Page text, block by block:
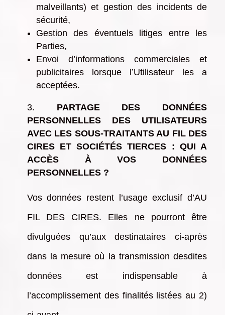
malveillants) et gestion des incidents de
sécurité,
Gestion des éventuels litiges entre les
Parties,
Envoi d’informations commerciales et
publicitaires lorsque l’Utilisateur les a
acceptées.
PARTAGE DES DONNÉES
PERSONNELLES DES UTILISATEURS
AVEC LES SOUS-TRAITANTS AU FIL DES
CIRES ET SOCIÉTÉS TIERCES : QUI A
ACCÈS À VOS DONNÉES
PERSONNELLES ?
Vos données restent l’usage exclusif d’AU
FIL DES CIRES. Elles ne pourront être
divulguées qu’aux destinataires ci-après
dans la mesure où la transmission desdites
données est indispensable à
l’accomplissement des finalités listées au 2)